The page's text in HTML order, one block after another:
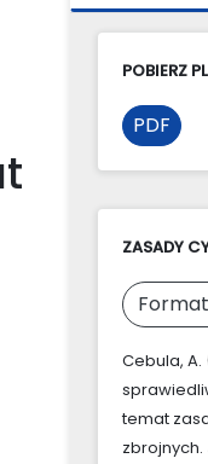
POBIERZ
PDF
ZASADY
Cebula,
temat
zbrojnych.